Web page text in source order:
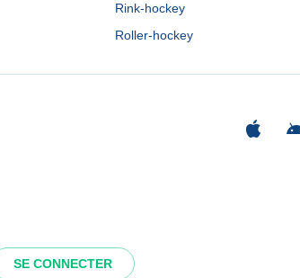
SE CONNECTER
Rink-hockey
Roller-hockey